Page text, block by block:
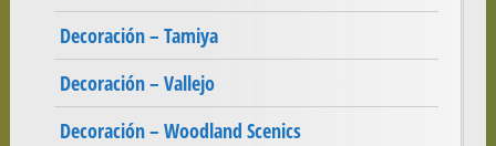
Decoración – Tamiya
Decoración – Vallejo
Decoración – Woodland Scenics